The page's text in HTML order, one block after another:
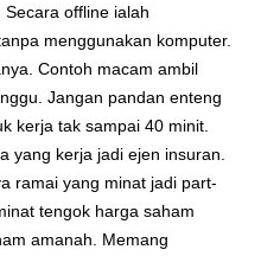
offline ialah
menggunakan komputer.
Contoh macam ambil
Jangan pandan enteng
kerja tak sampai 40 minit.
yang kerja jadi ejen insuran.
ramai yang minat jadi part-
tengok harga saham
amanah. Memang